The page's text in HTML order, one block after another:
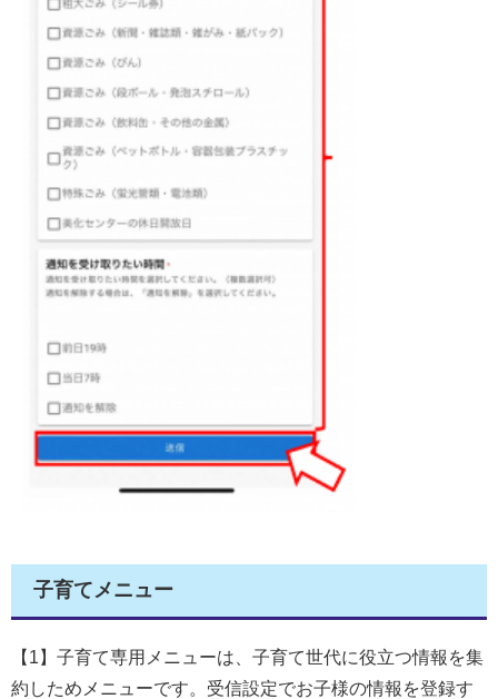
子育てメニュー
【1】子育て専用メニューは、子育て世代に役立つ情報を集
約しためメニューです。受信設定でお子様の情報を登録す